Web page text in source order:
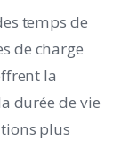
temps de
de charge
la
durée de vie
plus